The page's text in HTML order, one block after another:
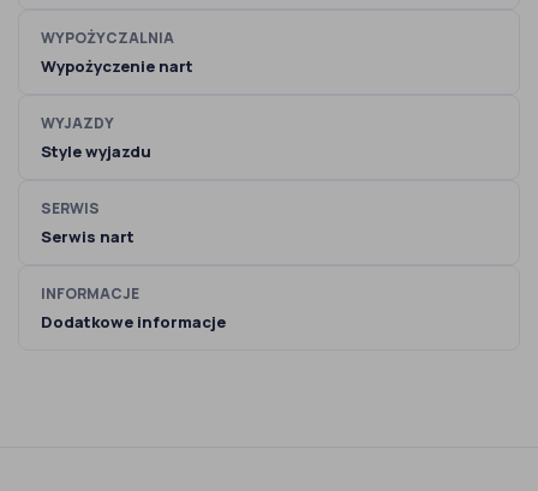
WYPOŻYCZALNIA
Wypożyczenie nart
WYJAZDY
Style wyjazdu
SERWIS
Serwis nart
INFORMACJE
Dodatkowe informacje